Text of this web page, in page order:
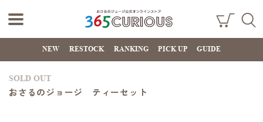
おさるのジョー
ジ公式オンライ
365CURIOUS
ング
カー
NEW RESTOCK RANKING PICK UP GUIDE
SOLD OUT
おさるのジョージ ティーセット